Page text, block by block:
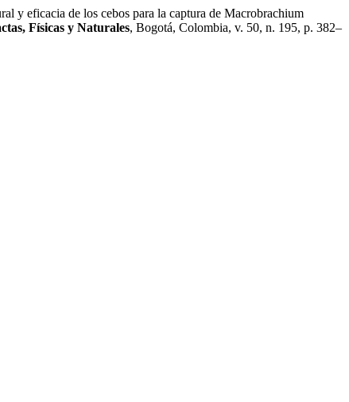
eficacia de los cebos para la captura de Macrobrachium
Físicas y Naturales, Bogotá, Colombia, v. 50, n. 195, p. 382–